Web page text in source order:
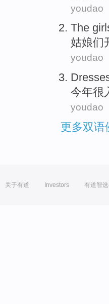
youdao
The
姑娘们
youdao
今年很
youdao
更多双语
关于有道 Investors 有道智选